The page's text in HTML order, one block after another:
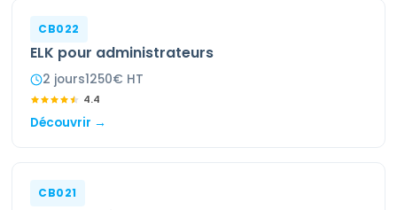
CB022
ELK pour administrateurs
2 jours1250€ HT
4.4
Découvrir →
CB021